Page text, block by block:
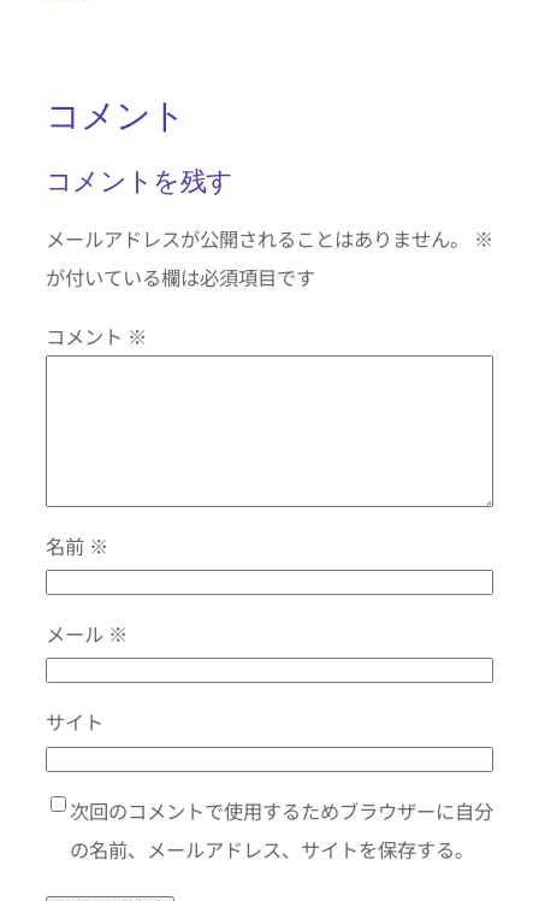
コメント
コメントを残す
メールアドレスが公開されることはありません。
※
が付いている欄は必須項目です
コメント ※
名前 ※
メール ※
サイト
次回のコメントで使用するためブラウザーに自分
の名前、メールアドレス、サイトを保存する。